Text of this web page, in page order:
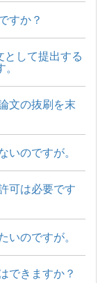
すか？
して提出する
。
文の抜刷を末
のですが。
可は必要です
のですが。
できますか？